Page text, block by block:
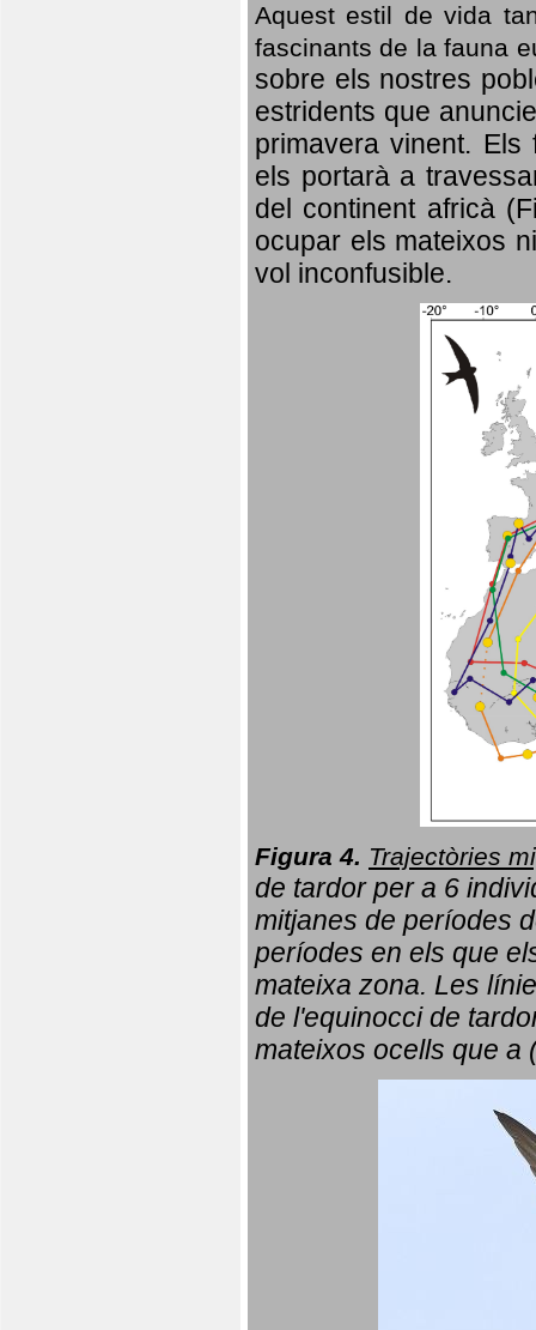
Aquest estil de vida
fascinants de la fauna
sobre els nostres
estridents que
primavera vinent. Els
els portarà a
del continent africà
ocupar els mateixos
vol inconfusible.
Figura 4. Trajectòries
de tardor per a 6
mitjanes de períodes
períodes en els que
mateixa zona. Les
de l'equinocci de
mateixos ocells que a